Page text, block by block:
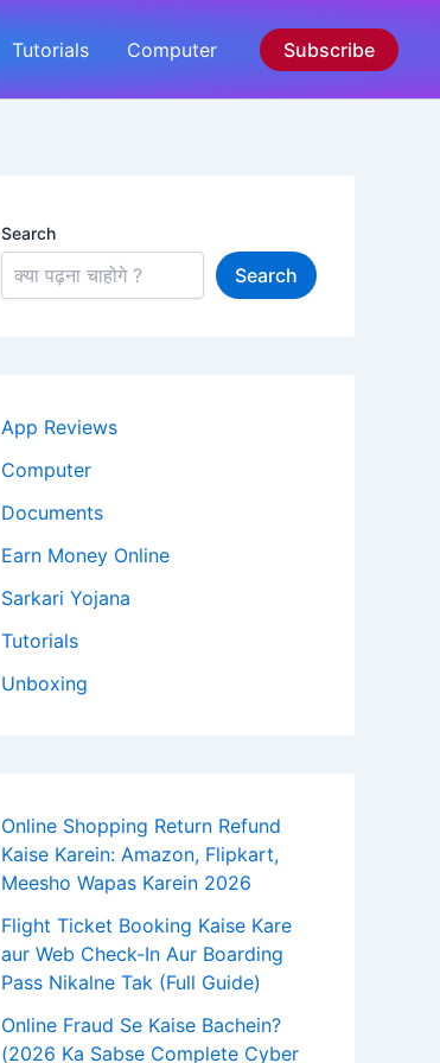
Tutorials Computer Subscribe
Search
Search
App Reviews
Computer
Documents
Earn Money Online
Sarkari Yojana
Tutorials
Unboxing
Online Shopping Return Refund
Kaise Karein: Amazon, Flipkart,
Meesho Wapas Karein 2026
Flight Ticket Booking Kaise Kare
aur Web Check-In Aur Boarding
Pass Nikalne Tak (Full Guide)
Online Fraud Se Kaise Bachein?
(2026 Ka Sabse Complete Cyber